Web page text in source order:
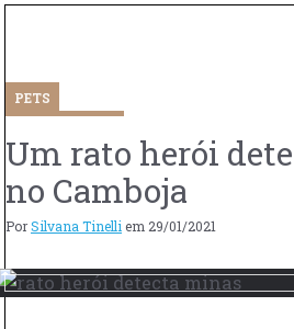
PETS
Um rato herói
no Camboja
PorSilvana Tinelli em 29/01/2021